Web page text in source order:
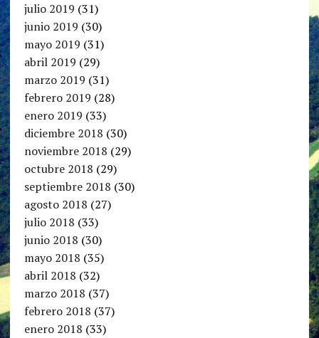
julio 2019 (31)
junio 2019 (30)
mayo 2019 (31)
abril 2019 (29)
marzo 2019 (31)
febrero 2019 (28)
enero 2019 (33)
diciembre 2018 (30)
noviembre 2018 (29)
octubre 2018 (29)
septiembre 2018 (30)
agosto 2018 (27)
julio 2018 (33)
junio 2018 (30)
mayo 2018 (35)
abril 2018 (32)
marzo 2018 (37)
febrero 2018 (37)
enero 2018 (33)